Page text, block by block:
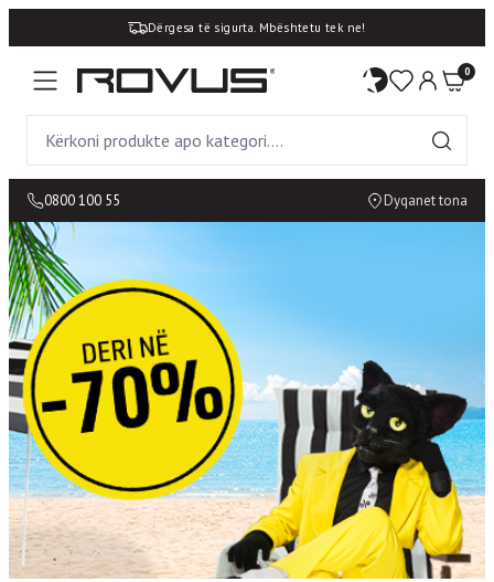
Dërgesa të sigurta. Mbështetu tek ne!
0
0800 100 55 Dyqanet tona